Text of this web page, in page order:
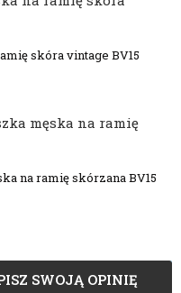
skóra vintage BV15
na ramię skórzana BV15
SWOJĄ OPINIĘ